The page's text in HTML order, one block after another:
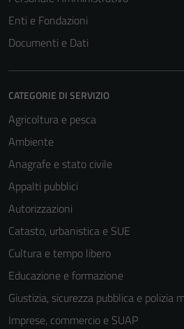
Enti e Fondazioni
Documenti e Dati
CATEGORIE DI SERVIZIO
Agricoltura e pesca
Ambiente
Anagrafe e stato civile
Appalti pubblici
Autorizzazioni
Catasto, urbanistica e SUE
Cultura e tempo libero
Educazione e formazione
Giustizia, sicurezza pubblica e polizia
Imprese, commercio e SUAP